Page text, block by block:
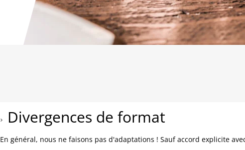
Divergences de format
En général, nous ne faisons pas d'adaptations ! Sauf accord explicite